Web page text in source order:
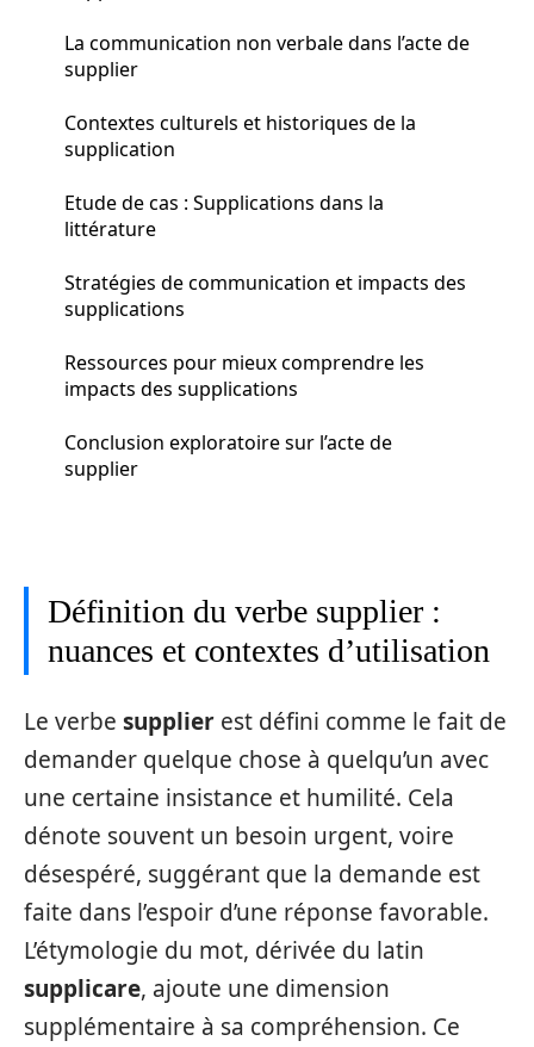
La communication non verbale dans l’acte de
supplier
Contextes culturels et historiques de la
supplication
Etude de cas : Supplications dans la
littérature
Stratégies de communication et impacts des
supplications
Ressources pour mieux comprendre les
impacts des supplications
Conclusion exploratoire sur l’acte de
supplier
Définition du verbe supplier :
nuances et contextes d’utilisation
Le verbe supplier est défini comme le fait de
demander quelque chose à quelqu’un avec
une certaine insistance et humilité. Cela
dénote souvent un besoin urgent, voire
désespéré, suggérant que la demande est
faite dans l’espoir d’une réponse favorable.
L’étymologie du mot, dérivée du latin
supplicare, ajoute une dimension
supplémentaire à sa compréhension. Ce